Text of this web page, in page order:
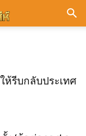
ห้รีบกลับประเทศ